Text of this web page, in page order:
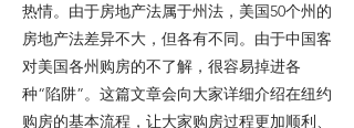
热情。由于房地产法属于州法，美国50个州的
房地产法差异不大，但各有不同。由于中国客
对美国各州购房的不了解，很容易掉进各
种“陷阱”。这篇文章会向大家详细介绍在纽约
购房的基本流程，让大家购房过程更加顺利、